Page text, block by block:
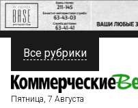
ПОЛИТИКА
ФИНАНСЫ
Все рубрики
Пятница, 7 Августа